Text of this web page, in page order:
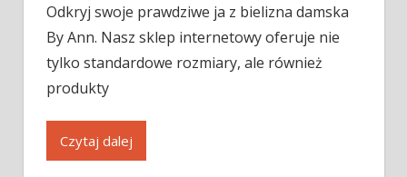
Odkryj swoje prawdziwe ja z bielizna damska
By Ann. Nasz sklep internetowy oferuje nie
tylko standardowe rozmiary, ale również
produkty
Czytaj dalej